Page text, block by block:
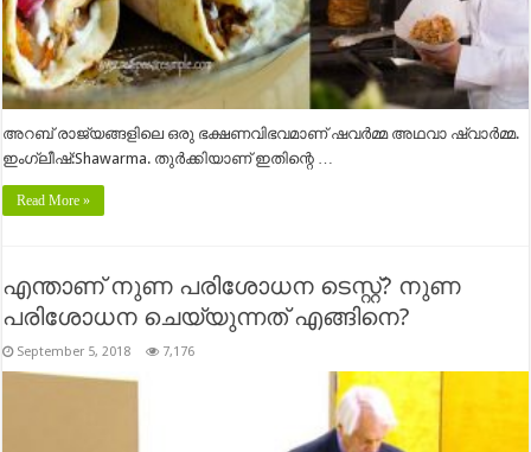
അറബ് രാജ്യങ്ങളിലെ ഒരു ഭക്ഷണവിഭവമാണ് ഷവർമ്മ അഥവാ ഷ്വാർമ്മ.
ഇംഗ്ലീഷ്:Shawarma. തുർക്കിയാണ്‌ ഇതിന്റെ …
Read More »
എന്താണ് നുണ പരിശോധന ടെസ്റ്റ്? നുണ
പരിശോധന ചെയ്യുന്നത് എങ്ങിനെ?
September 5, 2018 7,176